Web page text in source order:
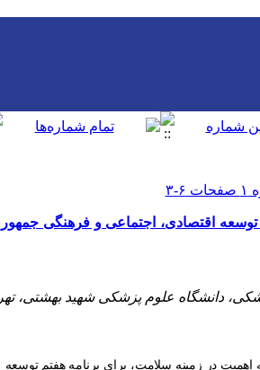
اقتصادی، اجتماعی و فرهنگی
دانشگاه علوم پزشکی شهید بهشتی،
اهمیت در زمینه سلامت، برای برنامه هفتم توسعه